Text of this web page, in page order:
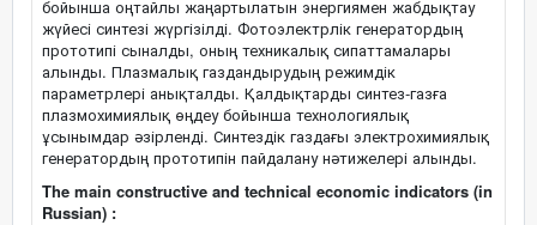
бойынша оңтайлы жаңартылатын энергиямен жабдықтау
жүйесі синтезі жүргізілді. Фотоэлектрлік генератордың
прототипі сыналды, оның техникалық сипаттамалары
алынды. Плазмалық газдандырудың режимдік
параметрлері анықталды. Қалдықтарды синтез-газға
плазмохимиялық өңдеу бойынша технологиялық
ұсынымдар әзірленді. Синтездік газдағы электрохимиялық
генератордың прототипін пайдалану нәтижелері алынды.
The main constructive and technical economic indicators (in
Russian) :